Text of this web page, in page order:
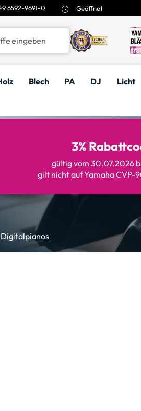
6592-9691-0 Geöffnet
Blech PA DJ Licht
3%
gültig vom 30.07.2026
gilt nicht auf Yamaha CVP-